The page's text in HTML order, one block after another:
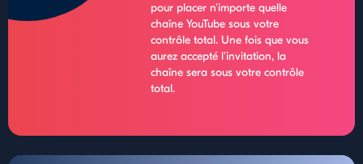
pour placer n'importe quelle
chaîne YouTube sous votre
contrôle total. Une fois que vous
aurez accepté l'invitation, la
chaîne sera sous votre contrôle
total.